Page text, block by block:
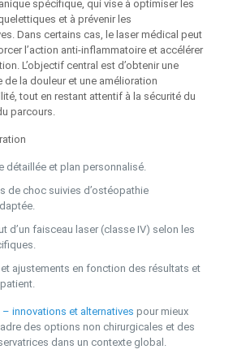
spécifique, qui vise à optimiser les
et à prévenir les
Dans certains cas, le laser médical peut
l’action anti‑inflammatoire et accélérer
L’objectif central est d’obtenir une
la douleur et une amélioration
tout en restant attentif à la sécurité du
parcours.
détaillée et plan personnalisé.
de choc suivies d’ostéopathie
d’un faisceau laser (classe IV) selon les
ajustements en fonction des résultats et
innovations et alternatives pour mieux
des options non chirurgicales et des
dans un contexte global.